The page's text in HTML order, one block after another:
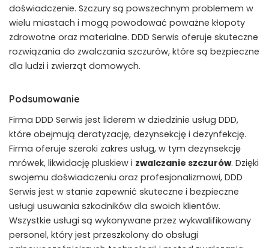
doświadczenie. Szczury są powszechnym problemem w
wielu miastach i mogą powodować poważne kłopoty
zdrowotne oraz materialne. DDD Serwis oferuje skuteczne
rozwiązania do zwalczania szczurów, które są bezpieczne
dla ludzi i zwierząt domowych.
Podsumowanie
Firma DDD Serwis jest liderem w dziedzinie usług DDD,
które obejmują deratyzację, dezynsekcję i dezynfekcję.
Firma oferuje szeroki zakres usług, w tym dezynsekcję
mrówek, likwidację pluskiew i zwalczanie szczurów. Dzięki
swojemu doświadczeniu oraz profesjonalizmowi, DDD
Serwis jest w stanie zapewnić skuteczne i bezpieczne
usługi usuwania szkodników dla swoich klientów.
Wszystkie usługi są wykonywane przez wykwalifikowany
personel, który jest przeszkolony do obsługi